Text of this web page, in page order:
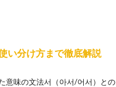
い分け方まで徹底解説
意味の文法서（아서/어서）との